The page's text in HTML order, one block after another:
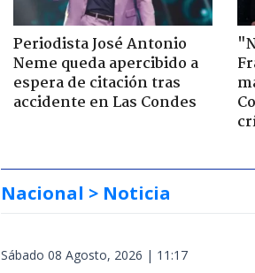
Periodista José Antonio
Neme queda apercibido a
espera de citación tras
accidente en Las Condes
Nacional > Noticia
Sábado 08 Agosto, 2026 | 11:17